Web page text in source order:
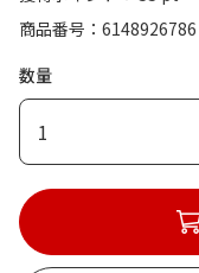
商品番号
6148926786
数量
1